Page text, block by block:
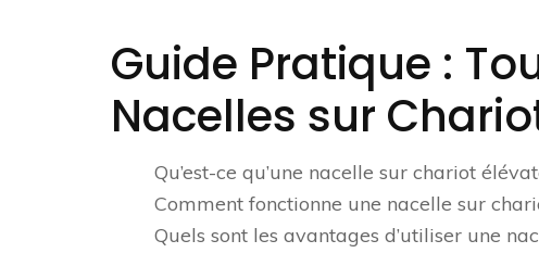
Guide Pratique :
Nacelles sur
Qu’est-ce qu’une nacelle sur chariot
Comment fonctionne une nacelle sur
Quels sont les avantages d’utiliser une